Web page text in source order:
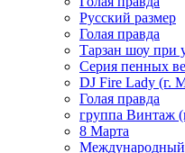
Русский размер
Голая правда
Тарзан шоу при
Серия пенных
DJ Fire Lady (г.
Голая правда
группа Винтаж
8 Марта
Международный